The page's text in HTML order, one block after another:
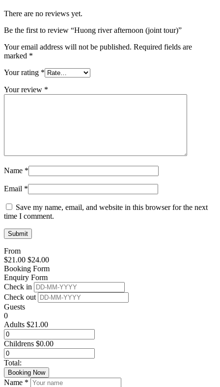
There are no reviews yet.
Be the first to review “Huong river afternoon (joint tour)”
Your email address will not be published. Required fields are
marked *
Your rating *
Your review *
Name *
Email *
Save my name, email, and website in this browser for the next
time I comment.
From
$21.00 $24.00
Booking Form
Enquiry Form
Check in
Check out
Guests
0
Adults $21.00
Childrens $0.00
Total:
Booking Now
Name *